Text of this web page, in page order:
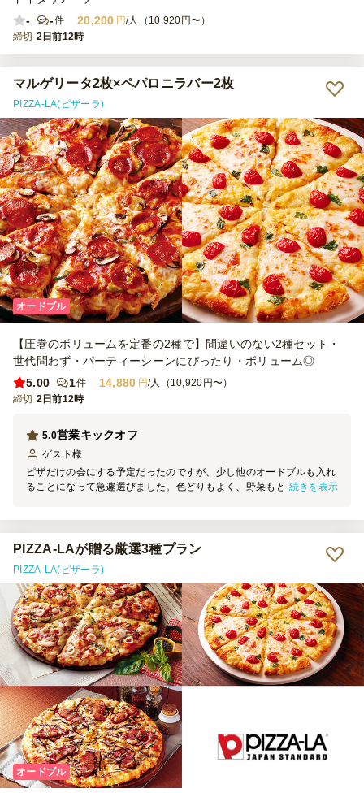
-
-件 20,200 円/人（10,920円〜）
締切 2日前12時
マルゲリータ2枚×ペパロニラバー2枚
PIZZA-LA(ピザーラ)
オードブル
【圧巻のボリュームを定番の2種で】間違いのない2種セット・
世代問わず・パーティーシーンにぴったり・ボリューム◎
5.00
1件 14,880 円/人（10,920円〜）
締切 2日前12時
営業キックオフ
5.0
ゲスト 様
ピザだけの会にする予定だったのですが、少し他のオードブルも入れ
ることになって急遽選びました。色どりもよく、野菜もとれるし、脂
続きを表示
PIZZA-LAが贈る厳選3種プラン
PIZZA-LA(ピザーラ)
オードブル